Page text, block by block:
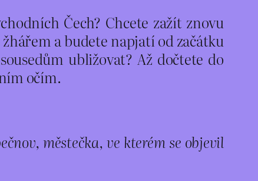
Čech? Chcete zažít znovu
a budete napjatí od začátku
ubližovat? Až dočtete do
očím.
městečka, ve kterém se objevil